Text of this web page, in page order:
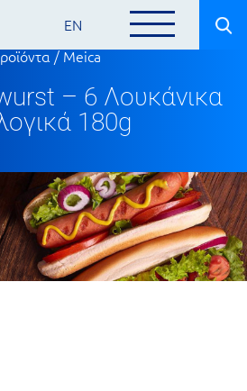
EN
/Meica
– 6 Λουκάνικα
180g